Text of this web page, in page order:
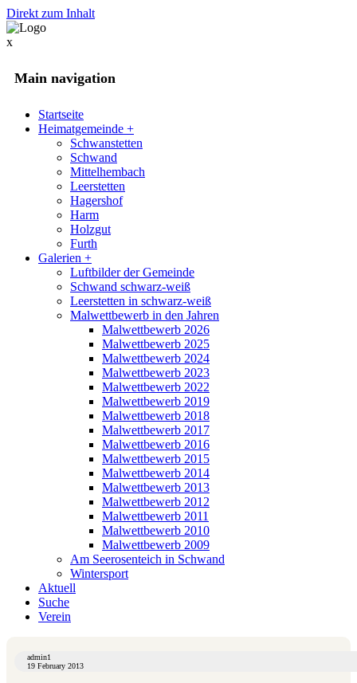
Direkt zum Inhalt
x
Main navigation
Startseite
Heimatgemeinde +
Schwanstetten
Schwand
Mittelhembach
Leerstetten
Hagershof
Harm
Holzgut
Furth
Galerien +
Luftbilder der Gemeinde
Schwand schwarz-weiß
Leerstetten in schwarz-weiß
Malwettbewerb in den Jahren
Malwettbewerb 2026
Malwettbewerb 2025
Malwettbewerb 2024
Malwettbewerb 2023
Malwettbewerb 2022
Malwettbewerb 2019
Malwettbewerb 2018
Malwettbewerb 2017
Malwettbewerb 2016
Malwettbewerb 2015
Malwettbewerb 2014
Malwettbewerb 2013
Malwettbewerb 2012
Malwettbewerb 2011
Malwettbewerb 2010
Malwettbewerb 2009
Am Seerosenteich in Schwand
Wintersport
Aktuell
Suche
Verein
admin1
19 February 2013